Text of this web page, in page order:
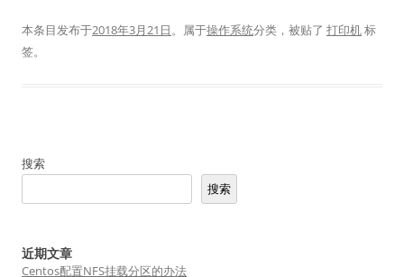
本条目发布于2018年3月21日。属于操作系统分类，被贴了 打印机标
签。
搜索
搜索
近期文章
Centos配置NFS挂载分区的办法